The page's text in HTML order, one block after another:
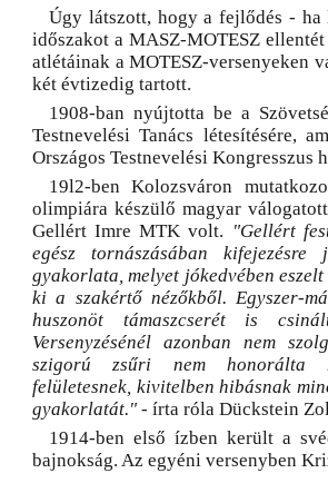
Úgy látszott, hogy a fejlődés - ha
időszakot a MASZ-MOTESZ
atlétáinak a MOTESZ-versenyeken
két évtizedig tartott.
1908-ban nyújtotta be a
Testnevelési Tanács létesítésére,
Országos Testnevelési Kongresszus
19l2-ben Kolozsváron
olimpiára készülő magyar
Gellért Imre MTK volt. "Gellért
egész tornászásában
gyakorlata, melyet jókedvében
ki a szakértő nézőkből. Egyszer-
huszonöt támaszcserét is
Versenyzésénél azonban nem
szigorú zsűri nem honorálta
felületesnek, kivitelben hibásnak
gyakorlatát." - írta róla Dückstein
1914-ben első ízben került a
bajnokság. Az egyéni versenyben